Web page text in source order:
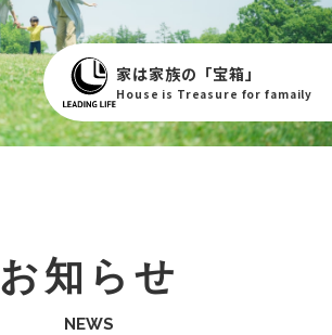
家は家族の「宝箱」
House is Treasure for famaily
お知らせ
NEWS